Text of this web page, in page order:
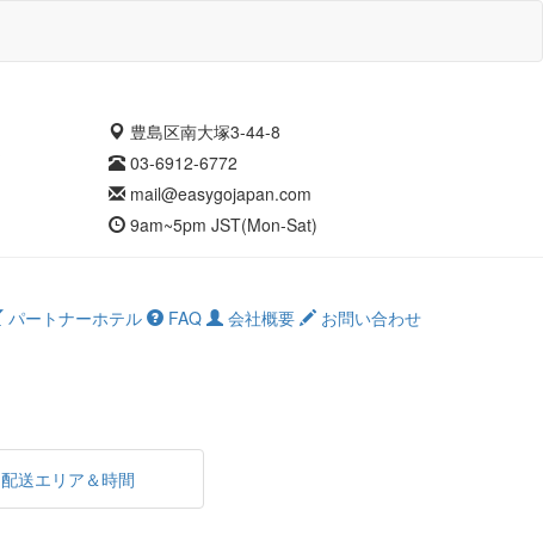
豊島区南大塚3-44-8
03-6912-6772
mail@easygojapan.com
9am~5pm JST(Mon-Sat)
パートナーホテル FAQ 会社概要 お問い合わせ
配送エリア＆時間